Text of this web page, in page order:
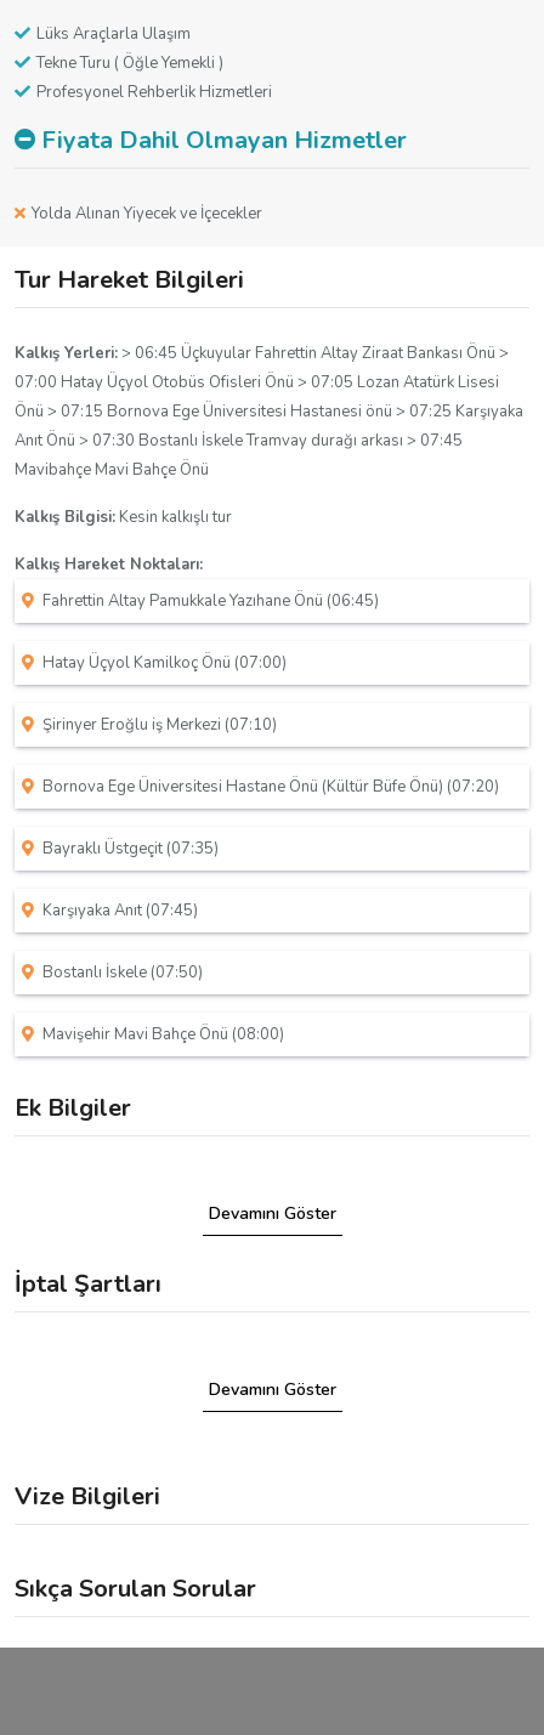
gerekli molalarımızın ardından Ayvalık'a ulaşıyoruz, burada
limanda teknemize bineceğiz. Ortalama
teknemiz hareket ediyor. Tüm doyasıya yaşıyacağımız
yüzme molaları sonrası son durağımızCunda Adası
dondurmasınıda tadabilirsiniz. Daha sonra teknemiz Ayvalık
limana yanaşıyor ve aracımızla dönüş yolculuğumuza
GEZENTİ TURİZMorganizasyonunda buluşmak üzere
vedalaşıyoruz.
Lüks Araçlarla Ulaşım
Tekne Turu ( Öğle Yemekli )
Profesyonel Rehberlik Hizmetleri
Fiyata Dahil Olmayan Hizmetler
Yolda Alınan Yiyecek ve İçecekler
Tur Hareket Bilgileri
Kalkış Yerleri:> 06:45 Üçkuyular Fahrettin Altay Ziraat Bankası Önü >
07:00 Hatay Üçyol Otobüs Ofisleri Önü > 07:05 Lozan Atatürk Lisesi
Önü > 07:15 Bornova Ege Üniversitesi Hastanesi önü > 07:25 Karşıyaka
Anıt Önü > 07:30 Bostanlı İskele Tramvay durağı arkası > 07:45
Mavibahçe Mavi Bahçe Önü
Kalkış Bilgisi: Kesin kalkışlı tur
Kalkış Hareket Noktaları:
Fahrettin Altay Pamukkale Yazıhane Önü (06:45)
Hatay Üçyol Kamilkoç Önü (07:00)
Şirinyer Eroğlu iş Merkezi (07:10)
Bornova Ege Üniversitesi Hastane Önü (Kültür Büfe Önü) (07:20)
Bayraklı Üstgeçit (07:35)
Karşıyaka Anıt (07:45)
Bostanlı İskele (07:50)
Mavişehir Mavi Bahçe Önü (08:00)
Ek Bilgiler
Devamını Göster
İptal Şartları
Devamını Göster
Vize Bilgileri
Sıkça Sorulan Sorular